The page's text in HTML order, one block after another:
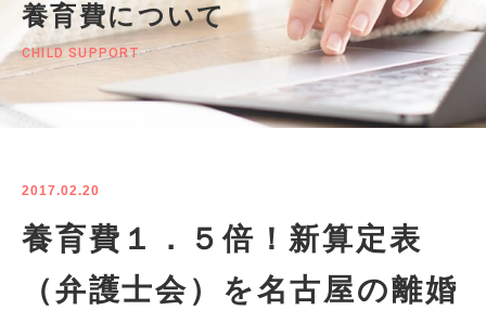
養育費について
CHILD SUPPORT
2017.02.20
養育費１．５倍！新算定表
（弁護士会）を名古屋の離婚